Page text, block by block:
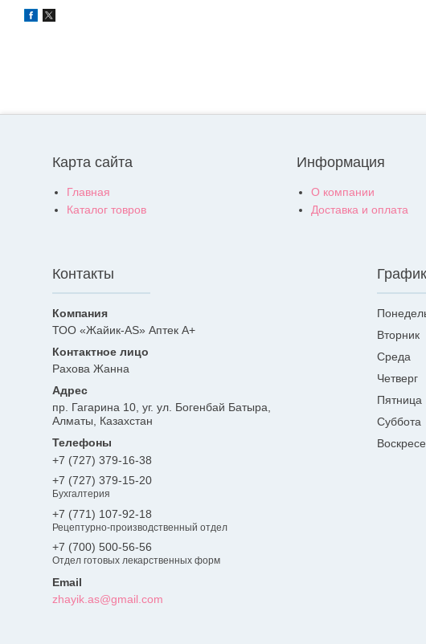
Карта сайта
Главная
Каталог товров
Информация
О компании
Доставка и оплата
Контакты
ТОО «Жайик-AS» Аптек А+
Рахова Жанна
пр. Гагарина 10, уг. ул. Богенбай Батыра,
Алматы, Казахстан
+7 (727) 379-16-38
+7 (727) 379-15-20
Бухгалтерия
+7 (771) 107-92-18
Рецептурно-производственный отдел
+7 (700) 500-56-56
Отдел готовых лекарственных форм
zhayik.as@gmail.com
Вторник
Среда
Четверг
Пятница
Суббота